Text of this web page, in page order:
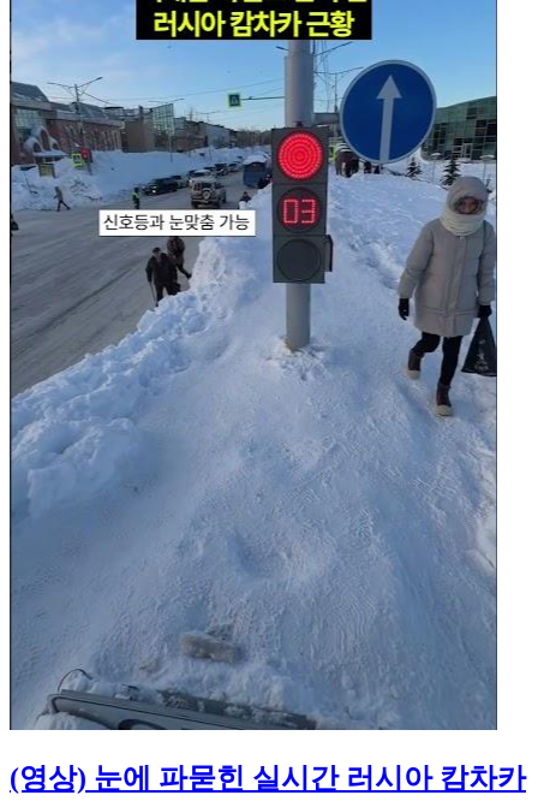
(영상) 눈에 파묻힌 실시간 러시아 캄차카